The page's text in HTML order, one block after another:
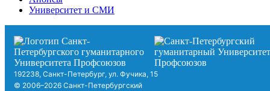
Университет и СМИ
192238, Санкт-Петербург, ул. Фучика, 15
© 2006–2026 Санкт-Петербургский